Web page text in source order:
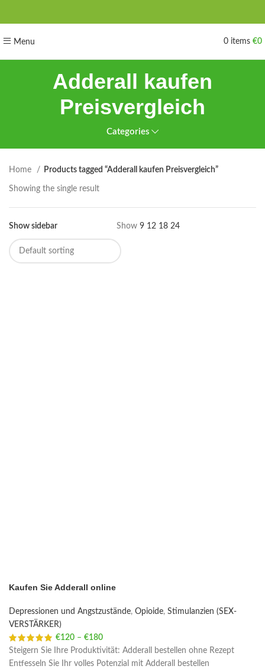
Menu 0 items €0
Adderall kaufen
Preisvergleich
Categories
Home Products tagged “Adderall kaufen Preisvergleich”
Showing the single result
Show sidebar Show 9 12 18 24
Kaufen Sie Adderall online
Depressionen und Angstzustände, Opioide, Stimulanzien (SEX-
VERSTÄRKER)
€120 – €180
Steigern Sie Ihre Produktivität: Adderall bestellen ohne Rezept
Entfesseln Sie Ihr volles Potenzial mit Adderall bestellen